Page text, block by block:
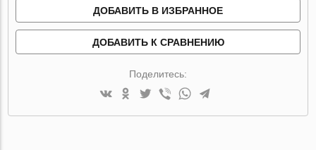
ДОБАВИТЬ В ИЗБРАННОЕ
ДОБАВИТЬ К СРАВНЕНИЮ
Поделитесь: